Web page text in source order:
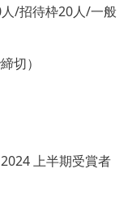
/招待枠20人/一般
切）
上半期受賞者